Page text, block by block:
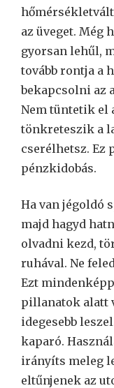
az üveget. Még
gyorsan lehűl,
tovább rontja a
bekapcsolni az
Nem tüntetik el
tönkreteszik a
cserélhetsz. Ez
pénzkidobás.
Ha van jégoldó
majd hagyd
olvadni kezd,
ruhával. Ne
Ezt
pillanatok alatt
idegesebb
kaparó.
irányíts meleg
eltűnjenek az